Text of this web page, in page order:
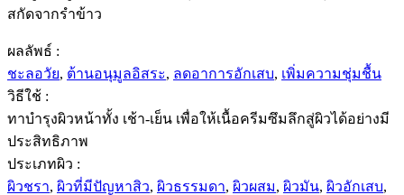
สกัดจากรำข้าว
ผลลัพธ์ :
ชะลอวัย, ต้านอนุมูลอิสระ, ลดอาการอักเสบ, เพิ่มความชุ่มชื้น
วิธีใช้ :
ทาบำรุงผิวหน้าทั้ง เช้า-เย็น เพื่อให้เนื้อครีมซึมลึกสู่ผิวได้อย่างมี
ประสิทธิภาพ
ประเภทผิว :
ผิวชรา, ผิวที่มีปัญหาสิว, ผิวธรรมดา, ผิวผสม, ผิวมัน, ผิวอักเสบ,